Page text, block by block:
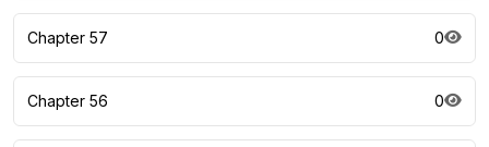
Chapter 57 0
Chapter 56 0